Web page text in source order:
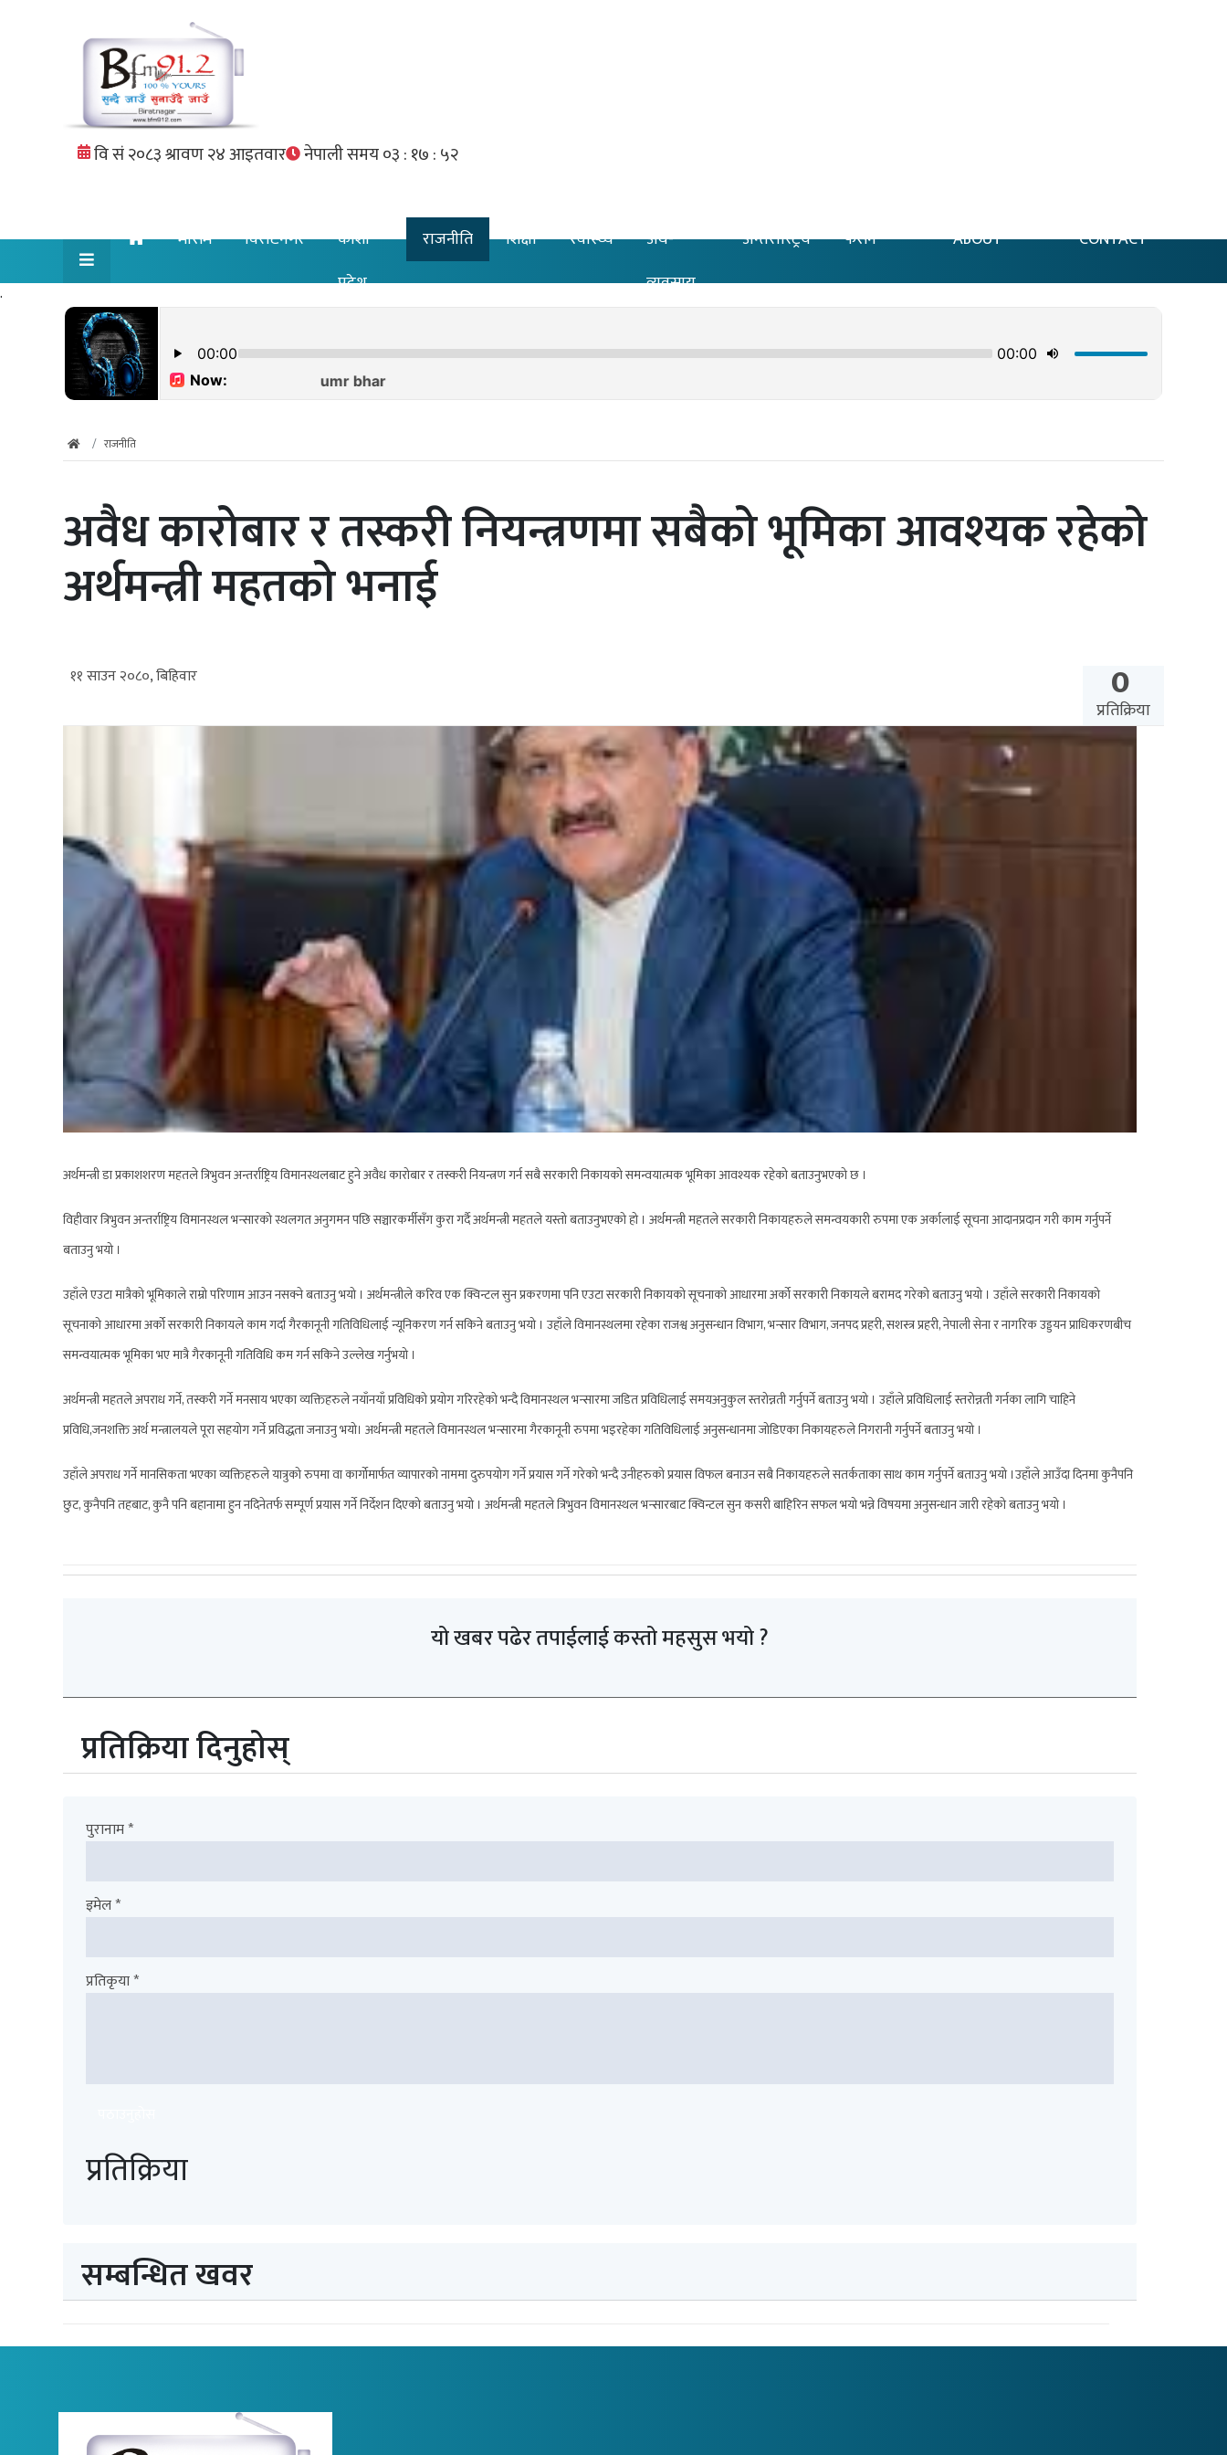
मौसम विराटनगर
कोशी
प्रदेश
राजनीति शिक्षा स्वास्थ्य
अर्थ-
व्यवसाय
अन्तरास्ट्रिय फेसन ABOUT CONTACT
.
राजनीति
अवैध कारोबार र तस्करी नियन्त्रणमा सबैको भूमिका आवश्यक रहेको
अर्थमन्त्री महतको भनाई
११ साउन २०८०, बिहिवार 0
प्रतिक्रिया
अर्थमन्त्री डा प्रकाशशरण महतले त्रिभुवन अन्तर्राष्ट्रिय विमानस्थलबाट हुने अवैध कारोबार र तस्करी नियन्त्रण गर्न सबै सरकारी निकायको समन्वयात्मक भूमिका आवश्यक रहेको बताउनुभएको छ ।
विहीवार त्रिभुवन अन्तर्राष्ट्रिय विमानस्थल भन्सारको स्थलगत अनुगमन पछि सञ्चारकर्मीसँग कुरा गर्दै अर्थमन्त्री महतले यस्तो बताउनुभएको हो । अर्थमन्त्री महतले सरकारी निकायहरुले समन्वयकारी रुपमा एक अर्कालाई सूचना आदानप्रदान गरी काम गर्नुपर्ने
बताउनु भयो ।
उहाँले एउटा मात्रैको भूमिकाले राम्रो परिणाम आउन नसक्ने बताउनु भयो । अर्थमन्त्रीले करिव एक क्विन्टल सुन प्रकरणमा पनि एउटा सरकारी निकायको सूचनाको आधारमा अर्को सरकारी निकायले बरामद गरेको बताउनु भयो । उहाँले सरकारी निकायको
सूचनाको आधारमा अर्को सरकारी निकायले काम गर्दा गैरकानूनी गतिविधिलाई न्यूनिकरण गर्न सकिने बताउनु भयो । उहाँले विमानस्थलमा रहेका राजश्व अनुसन्धान विभाग, भन्सार विभाग, जनपद प्रहरी, सशस्त्र प्रहरी, नेपाली सेना र नागरिक उड्डयन प्राधिकरणबीच
समन्वयात्मक भूमिका भए मात्रै गैरकानूनी गतिविधि कम गर्न सकिने उल्लेख गर्नुभयो ।
अर्थमन्त्री महतले अपराध गर्ने, तस्करी गर्ने मनसाय भएका व्यक्तिहरुले नयाँनयाँ प्रविधिको प्रयोग गरिरहेको भन्दै विमानस्थल भन्सारमा जडित प्रविधिलाई समयअनुकुल स्तरोन्नती गर्नुपर्ने बताउनु भयो । उहाँले प्रविधिलाई स्तरोन्नती गर्नका लागि चाहिने
प्रविधि,जनशक्ति अर्थ मन्त्रालयले पूरा सहयोग गर्ने प्रविद्धता जनाउनु भयो। अर्थमन्त्री महतले विमानस्थल भन्सारमा गैरकानूनी रुपमा भइरहेका गतिविधिलाई अनुसन्धानमा जोडिएका निकायहरुले निगरानी गर्नुपर्ने बताउनु भयो ।
उहाँले अपराध गर्ने मानसिकता भएका व्यक्तिहरुले यात्रुको रुपमा वा कार्गोमार्फत व्यापारको नाममा दुरुपयोग गर्ने प्रयास गर्ने गरेको भन्दै उनीहरुको प्रयास विफल बनाउन सबै निकायहरुले सतर्कताका साथ काम गर्नुपर्ने बताउनु भयो ।उहाँले आउँदा दिनमा कुनैपनि
छुट, कुनैपनि तहबाट, कुनै पनि बहानामा हुन नदिनेतर्फ सम्पूर्ण प्रयास गर्ने निर्देशन दिएको बताउनु भयो । अर्थमन्त्री महतले त्रिभुवन विमानस्थल भन्सारबाट क्विन्टल सुन कसरी बाहिरिन सफल भयो भन्ने विषयमा अनुसन्धान जारी रहेको बताउनु भयो ।
यो खबर पढेर तपाईलाई कस्तो महसुस भयो ?
प्रतिक्रिया दिनुहोस्
पुरानाम *
इमेल *
प्रतिकृया *
प्रतिक्रिया
सम्बन्धित खवर